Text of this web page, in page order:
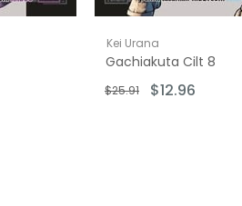
Kei Urana
Gachiakuta Cilt 8
$12.96
$25.91